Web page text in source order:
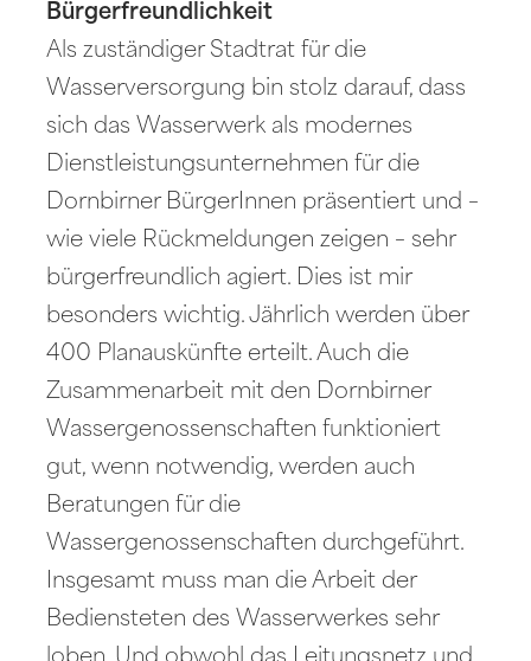
Bürgerfreundlichkeit
Als zuständiger Stadtrat für die
Wasserversorgung bin stolz darauf, dass
sich das Wasserwerk als modernes
Dienstleistungsunternehmen für die
Dornbirner BürgerInnen präsentiert und –
wie viele Rückmeldungen zeigen – sehr
bürgerfreundlich agiert. Dies ist mir
besonders wichtig. Jährlich werden über
400 Planauskünfte erteilt. Auch die
Zusammenarbeit mit den Dornbirner
Wassergenossenschaften funktioniert
gut, wenn notwendig, werden auch
Beratungen für die
Wassergenossenschaften durchgeführt.
Insgesamt muss man die Arbeit der
Bediensteten des Wasserwerkes sehr